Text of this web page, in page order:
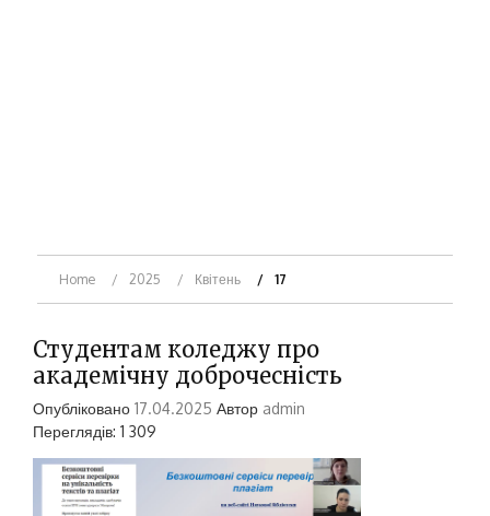
Home 2025 Квітень 17
Студентам коледжу про
академічну доброчесність
Опубліковано 17.04.2025 Автор admin
Переглядів: 1 309